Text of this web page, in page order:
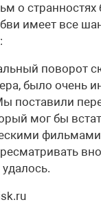
о странностях
имеет все
поворот
было очень
поставили
мог бы